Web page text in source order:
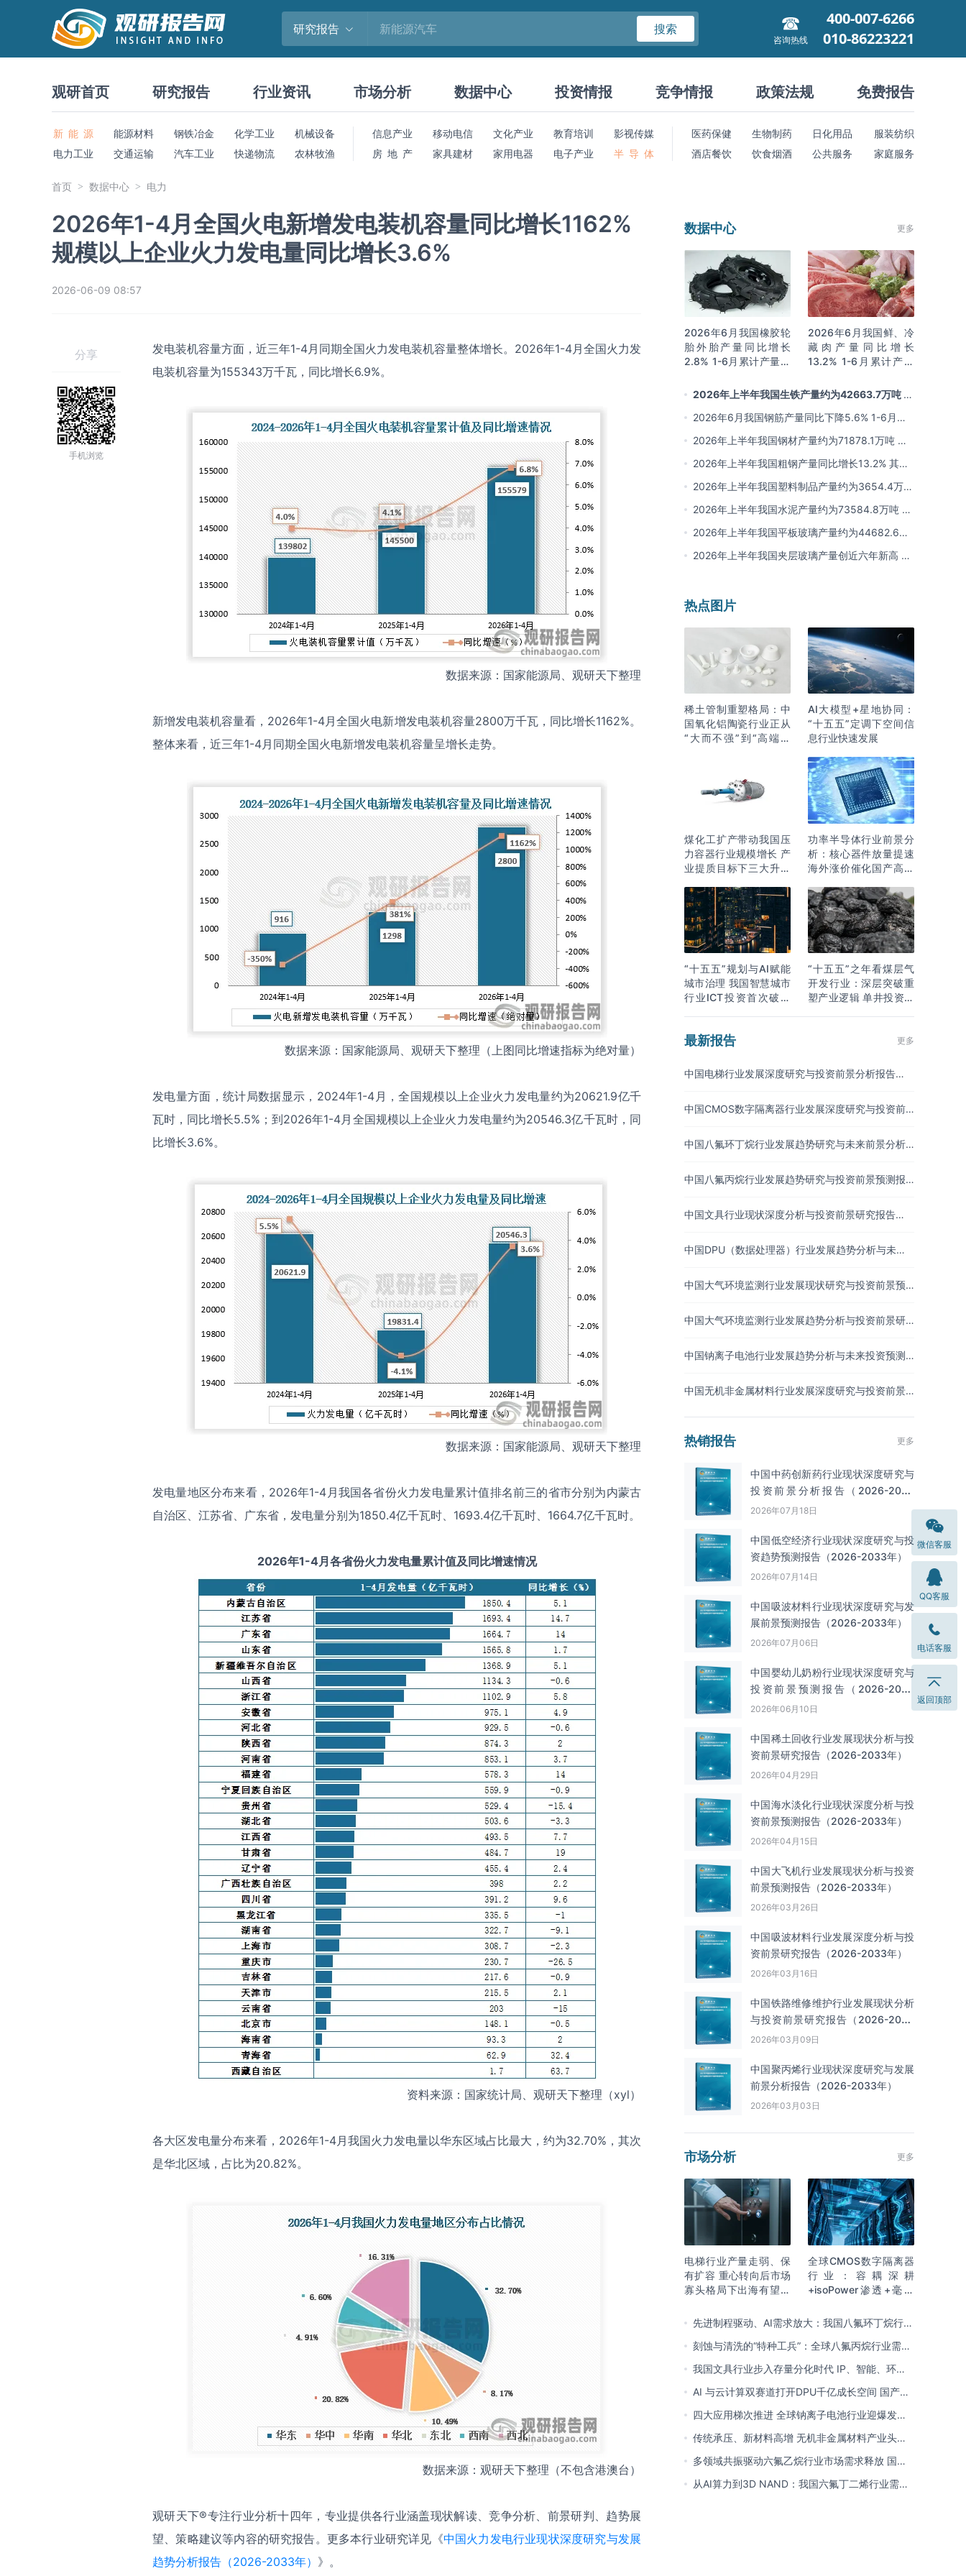
研究报告 搜索
咨询热线
400-007-6266
010-86223221
观研首页 研究报告 行业资讯 市场分析 数据中心 投资情报 竞争情报 政策法规 免费报告
新 能 源 能源材料 钢铁冶金 化学工业
机械设备
电力工业
交通运输 汽车工业 快递物流 农林牧渔
信息产业 移动电信 文化产业 教育培训
影视传媒
房 地 产
家具建材 家用电器 电子产业 半 导 体
医药保健 生物制药 日化用品
服装纺织
酒店餐饮
饮食烟酒 公共服务 家庭服务
首页 数据中心 电力
2026年1-4月全国火电新增发电装机容量同比增长1162%
规模以上企业火力发电量同比增长3.6%
2026-06-09 08:57
分享
手机浏览
发电装机容量方面，近三年1-4月同期全国火力发电装机容量整体增长。2026年1-4月全国火力发
电装机容量为155343万千瓦，同比增长6.9%。
数据来源：国家能源局、观研天下整理
新增发电装机容量看，2026年1-4月全国火电新增发电装机容量2800万千瓦，同比增长1162%。
整体来看，近三年1-4月同期全国火电新增发电装机容量呈增长走势。
数据来源：国家能源局、观研天下整理（上图同比增速指标为绝对量）
发电量方面，统计局数据显示，2024年1-4月，全国规模以上企业火力发电量约为20621.9亿千
瓦时，同比增长5.5%；到2026年1-4月全国规模以上企业火力发电量约为20546.3亿千瓦时，同
比增长3.6%。
数据来源：国家能源局、观研天下整理
发电量地区分布来看，2026年1-4月我国各省份火力发电量累计值排名前三的省市分别为内蒙古
自治区、江苏省、广东省，发电量分别为1850.4亿千瓦时、1693.4亿千瓦时、1664.7亿千瓦时。
2026年1-4月 各省份火力发电量累计值及同比增速情况
资料来源：国家统计局、观研天下整理（xyl）
各大区发电量分布来看，2026年1-4月我国火力发电量以华东区域占比最大，约为32.70%，其次
是华北区域，占比为20.82%。
数据来源：观研天下整理（不包含港澳台）
观研天下®专注行业分析十四年，专业提供各行业涵盖现状解读、竞争分析、前景研判、趋势展
望、策略建议等内容的研究报告。更多本行业研究详见《中国火力发电‌行业现状深度研究与发展
趋势分析报告（2026-2033年） 》。
数据中心 更多
2026年6月我国橡胶轮
胎外胎产量同比增长
2.8% 1-6月累计产量同
2026年6月我国鲜、冷
藏肉产量同比增长
13.2% 1-6月累计产量
2026年上半年我国生铁产量约为42663.7万吨 同
比下降2.8% 其中河北产量占比22.7%排名第一
2026年6月我国钢筋产量同比下降5.6% 1-6月累
计产量同比下降10.7%
2026年上半年我国钢材产量约为71878.1万吨 同
比下降0.9% 其中河北以超亿吨产量排名第一
2026年上半年我国粗钢产量同比增长13.2% 其中
河北产量占比21.5%位居首位
2026年上半年我国塑料制品产量约为3654.4万吨
其中江苏、浙江产量分别占比18.9%、16.0%
2026年上半年我国水泥产量约为73584.8万吨 同
比下降8% 其中广东、浙江和安徽分别排名前三
2026年上半年我国平板玻璃产量约为44682.6万
重量箱 同比下降5.7% 其中河北产量最多 占比
2026年上半年我国夹层玻璃产量创近六年新高 约
热点图片
稀土管制重塑格局：中
国氧化铝陶瓷行业正从
“大而不强”到“高端突
AI大模型+星地协同：
“十五五”定调下空间信
息行业快速发展
煤化工扩产带动我国压
力容器行业规模增长 产
业提质目标下三大升级
功率半导体行业前景分
析：核心器件放量提速
海外涨价催化国产高端
“十五五”规划与AI赋能
城市治理 我国智慧城市
行业ICT投资首次破万
“十五五”之年看煤层气
开发行业：深层突破重
塑产业逻辑 单井投资成
最新报告 更多
中国电梯行业发展深度研究与投资前景分析报告
中国CMOS数字隔离器行业发展深度研究与投资前
中国八氟环丁烷行业发展趋势研究与未来前景分析
中国八氟丙烷行业发展趋势研究与投资前景预测报
中国文具行业现状深度分析与投资前景研究报告
中国DPU（数据处理器）行业发展趋势分析与未来
中国大气环境监测行业发展现状研究与投资前景预
中国大气环境监测行业发展趋势分析与投资前景研
中国钠离子电池行业发展趋势分析与未来投资预测
中国无机非金属材料行业发展深度研究与投资前景
热销报告 更多
中国中药创新药行业现状深度研究与
投资前景分析报告（2026-2033
年）
2026年07月18日
中国低空经济行业现状深度研究与投
资趋势预测报告（2026-2033年）
2026年07月14日
中国吸波材料‌‌‌行业现状深度研究与发
展前景预测报告（2026-2033年）
2026年07月06日
中国婴幼儿奶粉行业现状深度研究与
投资前景预测报告（2026-2033
年）
2026年06月10日
中国‌‌稀土回收‌‌行业发展现状分析与投
资前景研究报告（2026-2033年）
2026年04月29日
中国海水淡化行业现状深度分析与投
资前景预测报告（2026-2033年）
2026年04月15日
中国大飞机行业发展现状分析与投资
前景预测报告（2026-2033年）
2026年03月26日
中国吸波材料行业发展深度分析与投
资前景研究报告（2026-2033年）
2026年03月16日
中国铁路维修维护行业发展现状分析
与投资前景研究报告（2026-2033
年）
2026年03月09日
中国聚丙烯行业现状深度研究与发展
前景分析报告（2026-2033年）
2026年03月03日
市场分析 更多
电梯行业产量走弱、保
有扩容 重心转向后市场
寡头格局下出海有望持
全球CMOS数字隔离器
行业：容耦深耕
+isoPower渗透+毫米
球引领迈进
先进制程驱动、AI需求放大：我国八氟环丁烷行业
需求爆发与国产替代进程
刻蚀与清洗的“特种工兵”：全球八氟丙烷行业需求
释放 国产初露锋芒
我国文具行业步入存量分化时代 IP、智能、环保
成企业构建核心竞争力关键
AI 与云计算双赛道打开DPU千亿成长空间 国产厂
商突破技术壁垒迎替代窗口期
四大应用梯次推进 全球钠离子电池行业迎爆发窗
口 中国全链规模化落地领跑商业化
传统承压、新材料高增 无机非金属材料产业头部
向一体化延伸 低碳高能创新转型提速
多领域共振驱动六氟乙烷行业市场需求释放 国产
替代已基本完成
从AI算力到3D NAND：我国六氟丁二烯行业需求
微信客服
QQ客服
电话客服
返回顶部